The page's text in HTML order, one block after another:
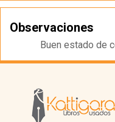
Observaciones
Buen estado de
Librería Kattigara